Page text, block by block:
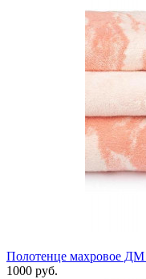
Полотенце махровое
1000 руб.